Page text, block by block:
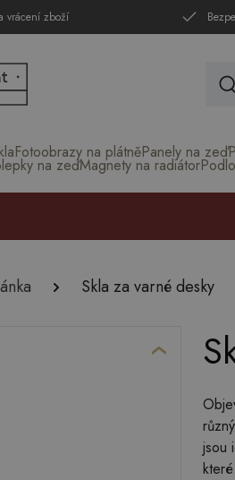
vrácení zboží
Fotoobrazy na plátněPanely na zeď
na zeďMagnety na radiátor
Skla za varné desky
jsou